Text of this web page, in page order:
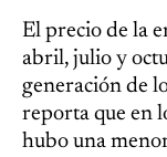
El precio de la
abril, julio y
generación de
reporta que en
hubo una